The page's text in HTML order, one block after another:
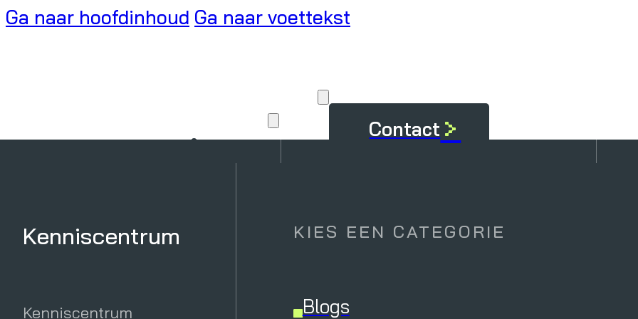
Ga naar hoofdinhoud Ga naar voettekst
Oplossingen
Cybersecurity
Cybersecurity Advies
Kennis
Kenniscentrum
Kenniscentrum
KIES EEN CATEGORIE
Blogs
Over DIGIMIJ
Contact>